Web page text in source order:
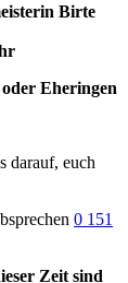
Birte
Eheringen
darauf, euch
0 151
Zeit sind